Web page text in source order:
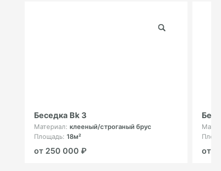
Беседка Bk 3
Материал: клееный/строганый брус
Площадь: 18м²
от 250 000 ₽ от